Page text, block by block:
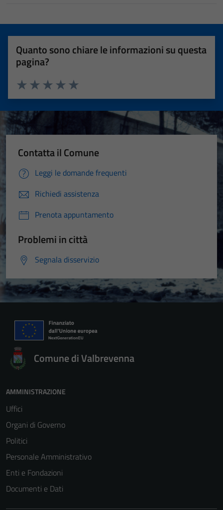
Quanto sono chiare le informazioni su questa
pagina?
Valuta 5 stelle su 5
Valuta 4 stelle su 5
Valuta 3 stelle su 5
Valuta 2 stelle su 5
Valuta 1 stelle su 5
Contatta il Comune
Leggi le domande frequenti
Richiedi assistenza
Prenota appuntamento
Problemi in città
Segnala disservizio
Comune di Valbrevenna
AMMINISTRAZIONE
Uffici
Organi di Governo
Politici
Personale Amministrativo
Enti e Fondazioni
Documenti e Dati